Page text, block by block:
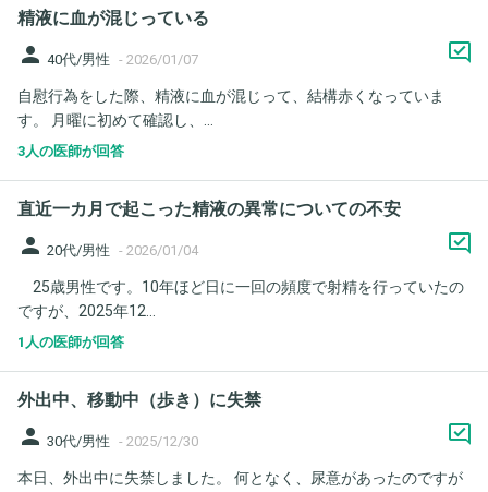
精液に血が混じっている
person 40代/男性 - 2026/01/07
自慰行為をした際、精液に血が混じって、結構赤くなっていま
す。 月曜に初めて確認し、...
3人の医師が回答
直近一カ月で起こった精液の異常についての不安
person 20代/男性 - 2026/01/04
25歳男性です。10年ほど日に一回の頻度で射精を行っていたの
ですが、2025年12...
1人の医師が回答
外出中、移動中（歩き）に失禁
person 30代/男性 - 2025/12/30
本日、外出中に失禁しました。 何となく、尿意があったのですが